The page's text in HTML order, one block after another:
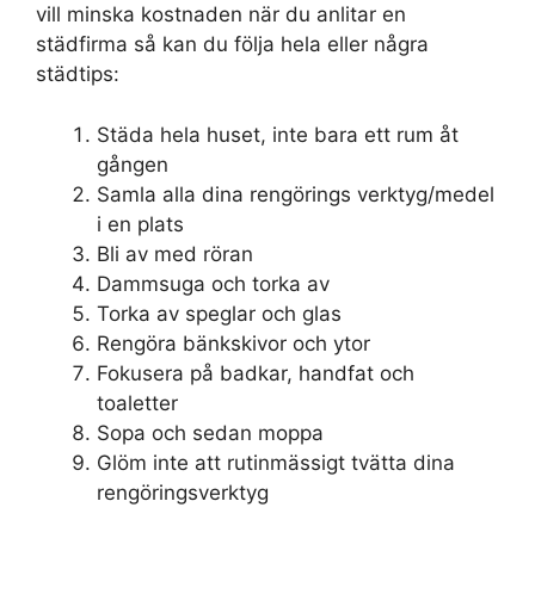
vill minska kostnaden när du anlitar en
städfirma så kan du följa hela eller några
städtips:
Städa hela huset, inte bara ett rum åt
gången
Samla alla dina rengörings verktyg/medel
i en plats
Bli av med röran
Dammsuga och torka av
Torka av speglar och glas
Rengöra bänkskivor och ytor
Fokusera på badkar, handfat och
toaletter
Sopa och sedan moppa
Glöm inte att rutinmässigt tvätta dina
rengöringsverktyg